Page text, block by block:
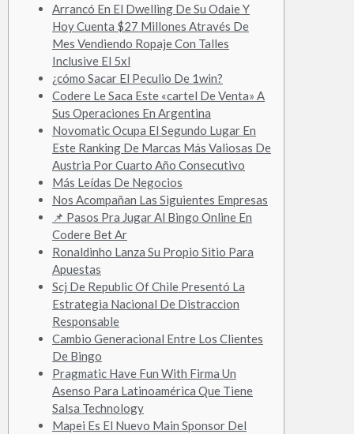
Arrancó En El Dwelling De Su Odaie Y
Hoy Cuenta $27 Millones Através De
Mes Vendiendo Ropaje Con Talles
Inclusive El 5xl
¿cómo Sacar El Peculio De 1win?
Codere Le Saca Este «cartel De Venta» A
Sus Operaciones En Argentina
Novomatic Ocupa El Segundo Lugar En
Este Ranking De Marcas Más Valiosas De
Austria Por Cuarto Año Consecutivo
Más Leídas De Negocios
Nos Acompañan Las Siguientes Empresas
📌 Pasos Pra Jugar Al Bingo Online En
Codere Bet Ar
Ronaldinho Lanza Su Propio Sitio Para
Apuestas
Scj De Republic Of Chile Presentó La
Estrategia Nacional De Distraccion
Responsable
Cambio Generacional Entre Los Clientes
De Bingo
Pragmatic Have Fun With Firma Un
Asenso Para Latinoamérica Que Tiene
Salsa Technology
Mapei Es El Nuevo Main Sponsor Del